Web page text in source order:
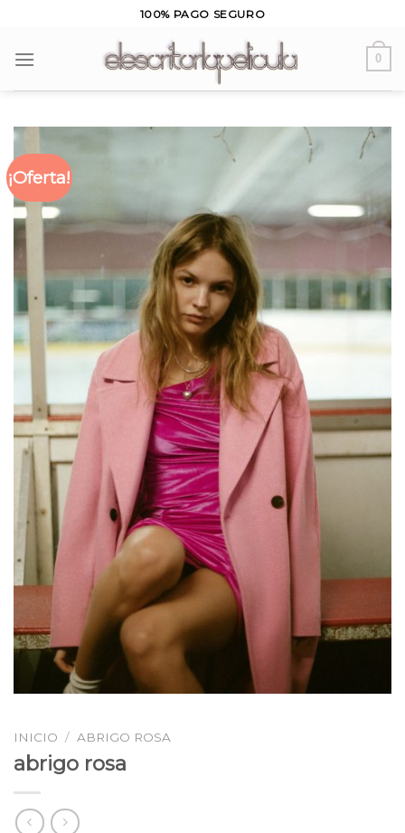
content
100% PAGO SEGURO
0
¡Oferta!
INICIO / ABRIGO ROSA
abrigo rosa